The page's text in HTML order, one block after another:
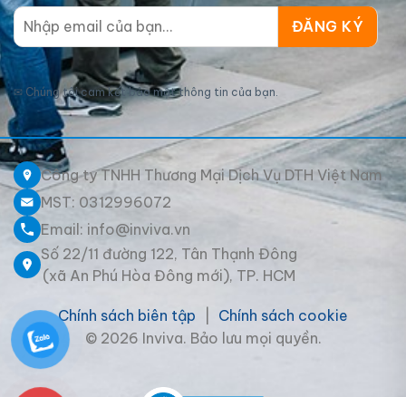
✉ Chúng tôi cam kết bảo mật thông tin của bạn.
Công ty TNHH Thương Mại Dịch Vụ DTH Việt Nam
MST: 0312996072
Email: info@inviva.vn
Số 22/11 đường 122, Tân Thạnh Đông
(xã An Phú Hòa Đông mới), TP. HCM
Chính sách biên tập
Chính sách cookie
© 2026 Inviva. Bảo lưu mọi quyền.